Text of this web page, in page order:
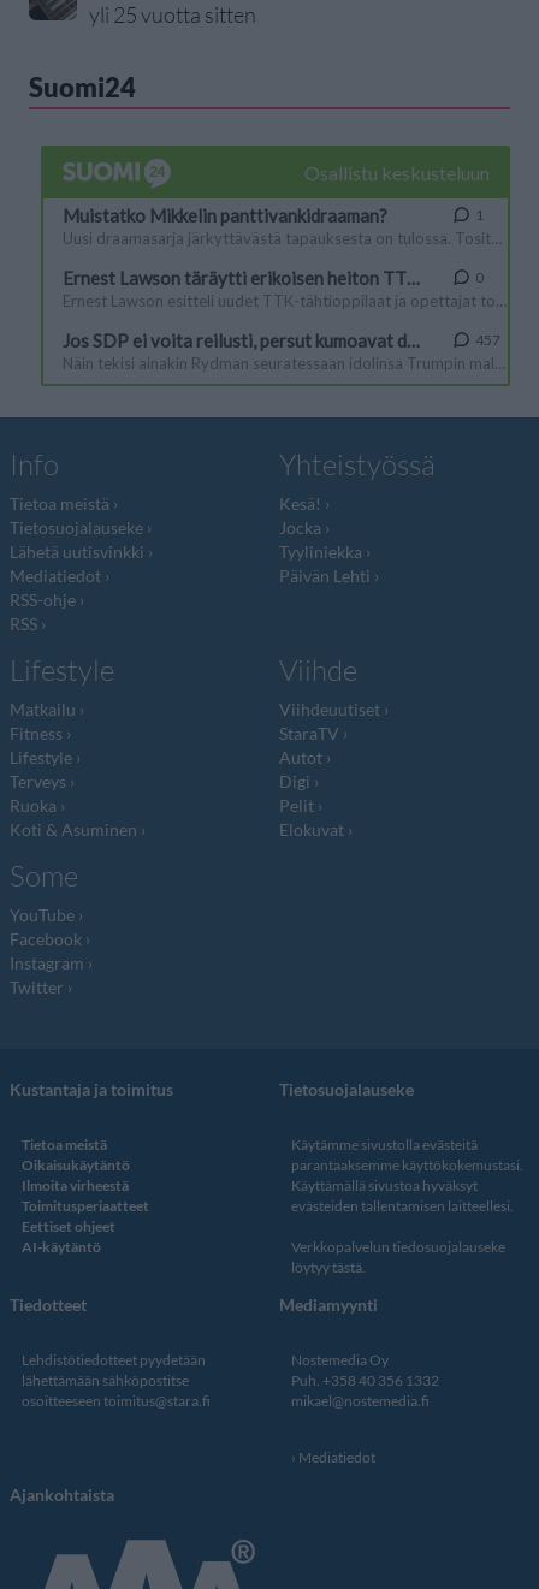
yli 25 vuotta sitten
Suomi24
Info
Tietoa meistä
Tietosuojalauseke
Lähetä uutisvinkki
Mediatiedot
RSS-ohje
RSS
Yhteistyössä
Kesä!
Jocka
Tyyliniekka
Päivän Lehti
Lifestyle
Matkailu
Fitness
Lifestyle
Terveys
Ruoka
Koti & Asuminen
Viihde
Viihdeuutiset
StaraTV
Autot
Digi
Pelit
Elokuvat
Some
YouTube
Facebook
Instagram
Twitter
Kustantaja ja toimitus
Tietoa meistä
Oikaisukäytäntö
Ilmoita virheestä
Toimitusperiaatteet
Eettiset ohjeet
AI-käytäntö
Tietosuojalauseke
Käytämme sivustolla evästeitä
parantaaksemme käyttökokemustasi.
Käyttämällä sivustoa hyväksyt
evästeiden tallentamisen laitteellesi.
Verkkopalvelun tiedosuojalauseke
löytyy tästä.
Tiedotteet
Lehdistötiedotteet pyydetään
lähettämään sähköpostitse
osoitteeseen toimitus@stara.fi
Mediamyynti
Nostemedia Oy
Puh. +358 40 356 1332
mikael@nostemedia.fi
Mediatiedot
Ajankohtaista